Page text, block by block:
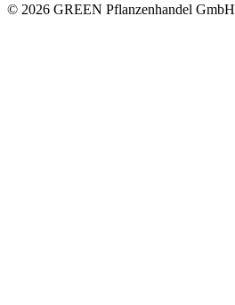
© 2026 GREEN Pflanzenhandel GmbH